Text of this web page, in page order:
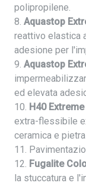
polipropilene.
8. Aquastop
reattivo elastica
adesione per
9. Aquastop
ed elevata
10. H40 Extreme
extra-flessibile
ceramica e
11.
12. Fugalite
la stuccatura e